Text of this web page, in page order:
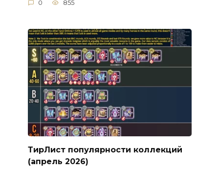
0 855
ТирЛист популярности коллекций
(апрель 2026)